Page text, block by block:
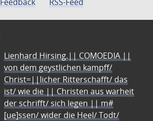
Lienhard Hirsing.|| COMOEDIA ||
von dem geystlichen kampff/
Christ=||licher Ritterschafft/ das
ist/ wie die || Christen aus warheit
der schrifft/ sich legen || m#
[ue]ssen/ wider die Heel/ Todt/